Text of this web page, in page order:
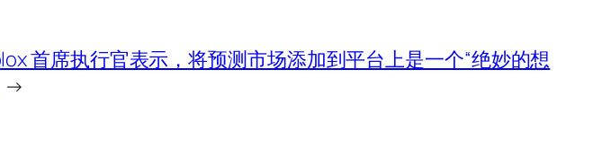
首席执行官表示，将预测市场添加到平台上是一个“绝妙的想
→